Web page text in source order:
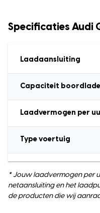
Specificaties Audi
Laadaansluiting
Capaciteit
Laadvermogen per
Type voertuig
* Jouw laadvermogen per
netaansluiting en het
de producten die wij